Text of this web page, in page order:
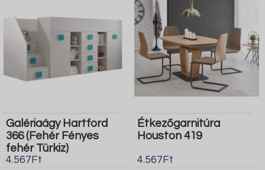
Galériaágy Hartford
366 (Fehér Fényes
fehér Türkiz)
4.567Ft
Étkezőgarnitúra
Houston 419
4.567Ft